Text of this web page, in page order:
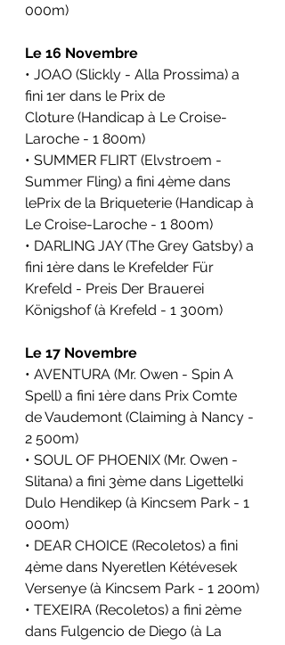
000m)
Le 16 Novembre
• JOAO (Slickly - Alla Prossima) a
fini 1er dans le Prix de
Cloture (Handicap à Le Croise-
Laroche - 1 800m)
• SUMMER FLIRT (Elvstroem -
Summer Fling) a fini 4ème dans
lePrix de la Briqueterie (Handicap à
Le Croise-Laroche - 1 800m)
• DARLING JAY (The Grey Gatsby) a
fini 1ère dans le Krefelder Für
Krefeld - Preis Der Brauerei
Königshof (à Krefeld - 1 300m)
Le 17 Novembre
• AVENTURA (Mr. Owen - Spin A
Spell) a fini 1ère dans Prix Comte
de Vaudemont (Claiming à Nancy -
2 500m)
• SOUL OF PHOENIX (Mr. Owen -
Slitana) a fini 3ème dans Ligettelki
Dulo Hendikep (à Kincsem Park - 1
000m)
• DEAR CHOICE (Recoletos) a fini
4ème dans Nyeretlen Kétévesek
Versenye (à Kincsem Park - 1 200m)
• TEXEIRA (Recoletos) a fini 2ème
dans Fulgencio de Diego (à La